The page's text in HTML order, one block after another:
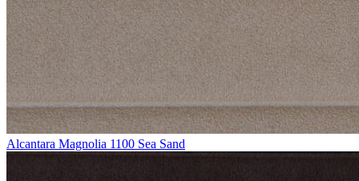
Alcantara Magnolia 1100 Sea Sand